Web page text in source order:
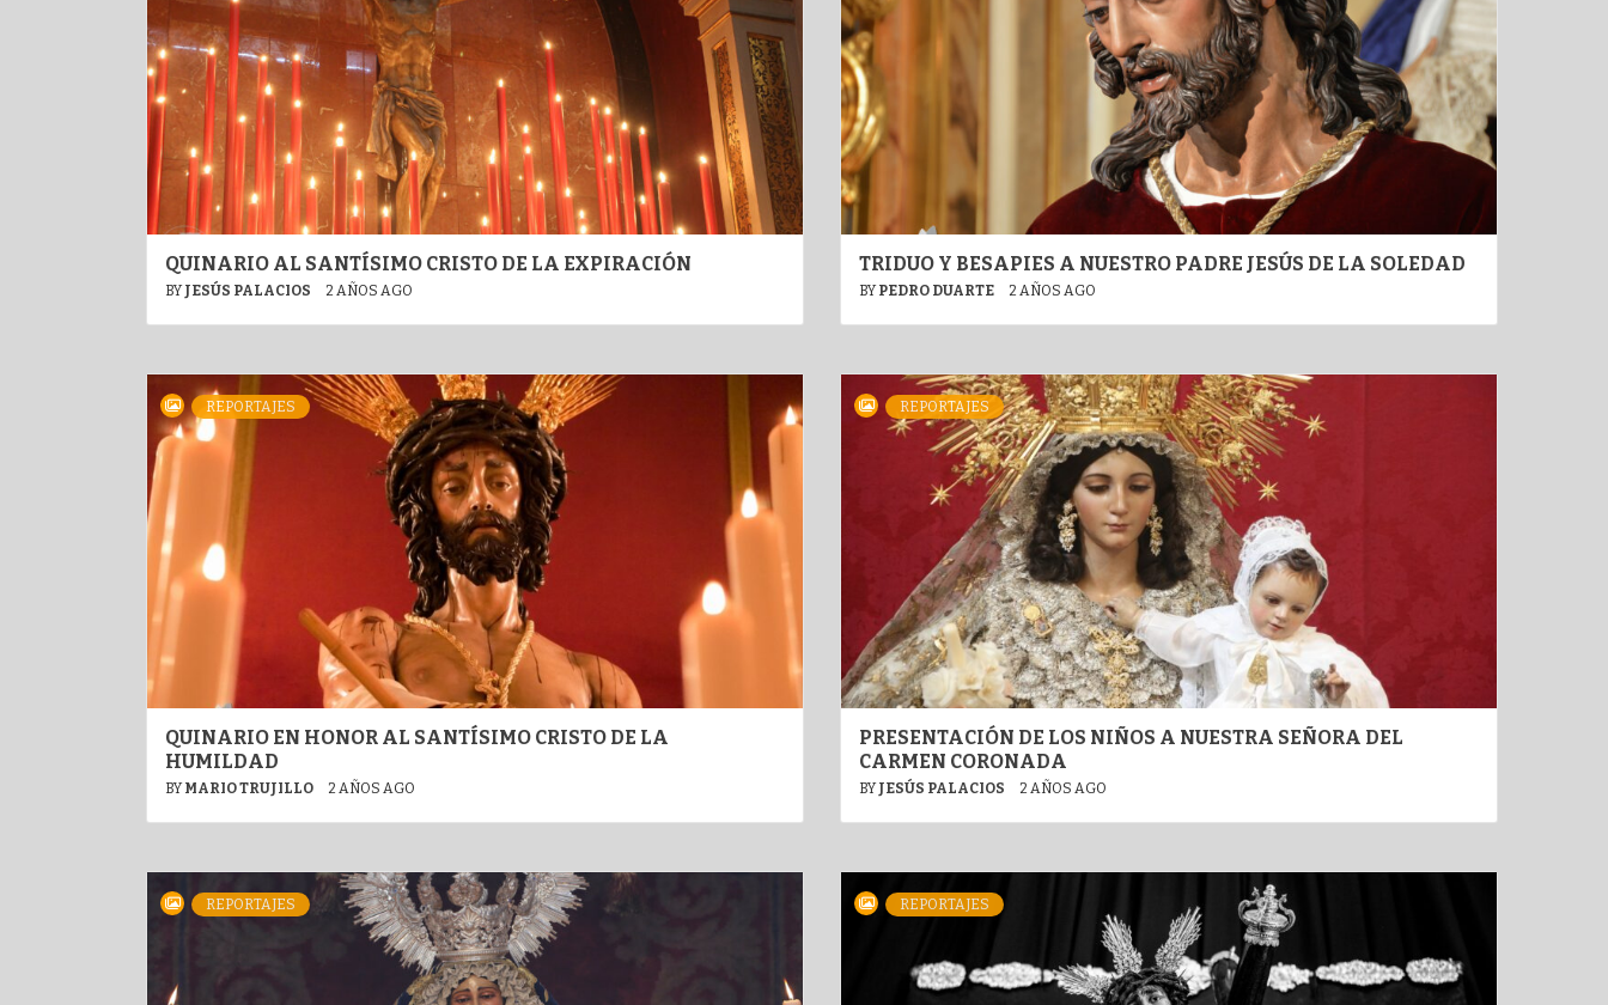
QUINARIO AL SANTÍSIMO CRISTO DE LA EXPIRACIÓN
BY JESÚS PALACIOS 2 AÑOS AGO
TRIDUO Y BESAPIES A NUESTRO PADRE JESÚS DE LA SOLEDAD
BY PEDRO DUARTE 2 AÑOS AGO
REPORTAJES
QUINARIO EN HONOR AL SANTÍSIMO CRISTO DE LA
HUMILDAD
BY MARIO TRUJILLO 2 AÑOS AGO
REPORTAJES
PRESENTACIÓN DE LOS NIÑOS A NUESTRA SEÑORA DEL
CARMEN CORONADA
BY JESÚS PALACIOS 2 AÑOS AGO
REPORTAJES REPORTAJES